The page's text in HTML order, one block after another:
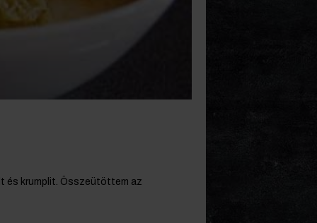
és krumplit. Összeütöttem az